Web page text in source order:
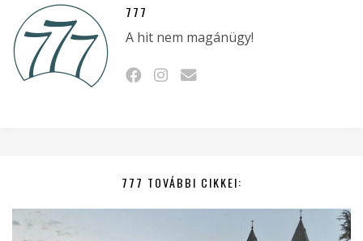
777
A hit nem magánügy!
777 TOVÁBBI CIKKEI: